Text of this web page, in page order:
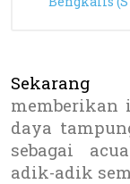
memberikan
daya
sebagai
adik-adik